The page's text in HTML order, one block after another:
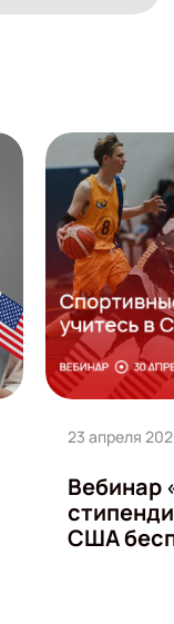
23 апреля
Вебинар
США